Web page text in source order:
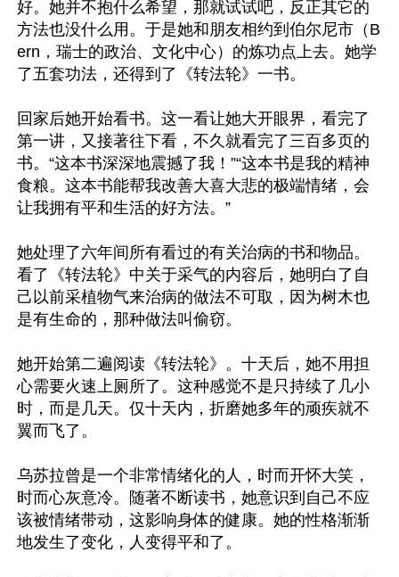
好。她并不抱什么希望，那就试试吧，反正其它的
方法也没什么用。于是她和朋友相约到伯尔尼市（B
ern，瑞士的政治、文化中心）的炼功点上去。她学
了五套功法，还得到了《转法轮》一书。
回家后她开始看书。这一看让她大开眼界，看完了
第一讲，又接著往下看，不久就看完了三百多页的
书。“这本书深深地震撼了我！”“这本书是我的精神
食粮。这本书能帮我改善大喜大悲的极端情绪，会
让我拥有平和生活的好方法。”
她处理了六年间所有看过的有关治病的书和物品。
看了《转法轮》中关于采气的内容后，她明白了自
己以前采植物气来治病的做法不可取，因为树木也
是有生命的，那种做法叫偷窃。
她开始第二遍阅读《转法轮》。十天后，她不用担
心需要火速上厕所了。这种感觉不是只持续了几小
时，而是几天。仅十天内，折磨她多年的顽疾就不
翼而飞了。
乌苏拉曾是一个非常情绪化的人，时而开怀大笑，
时而心灰意冷。随著不断读书，她意识到自己不应
该被情绪带动，这影响身体的健康。她的性格渐渐
地发生了变化，人变得平和了。